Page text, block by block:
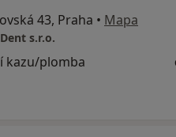
43, Praha • Mapa
s.r.o.
kazu/plomba